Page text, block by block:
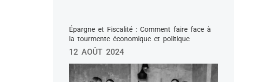
Épargne et Fiscalité : Comment faire face à
la tourmente économique et politique
12 AOÛT 2024